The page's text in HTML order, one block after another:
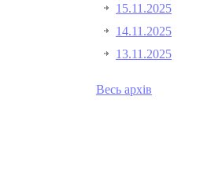
15.11.2025
14.11.2025
13.11.2025
Весь архів